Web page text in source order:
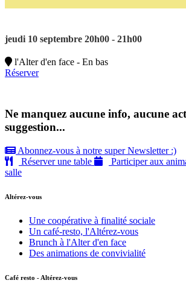
jeudi 10 septembre 20h00 - 21h00
l'Alter d'en face - En bas
Réserver
Ne manquez aucune info, aucune
suggestion...
Abonnez-vous à notre super Newsletter :)
Réserver une table
Participer aux
salle
Altérez-vous
Une coopérative à finalité sociale
Un café-resto, l'Altérez-vous
Brunch à l'Alter d'en face
Des animations de convivialité
Café resto - Altérez-vous